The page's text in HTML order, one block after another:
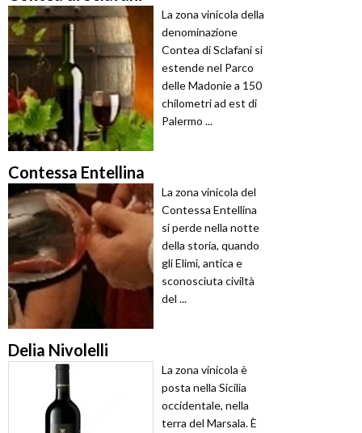
La zona vinicola della
denominazione
Contea di Sclafani si
estende nel Parco
delle Madonie a 150
chilometri ad est di
Palermo ...
Contessa Entellina
La zona vinicola del
Contessa Entellina
si perde nella notte
della storia, quando
gli Elimi, antica e
sconosciuta civiltà
del ...
Delia Nivolelli
La zona vinicola è
posta nella Sicilia
occidentale, nella
terra del Marsala. È